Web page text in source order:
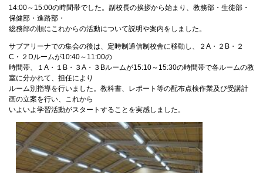
14:00～15:00の時間帯でした。副校長の挨拶から始まり、教務部・生徒部・
保健部・進路部・
総務部の順にこれからの活動について説明や案内をしました。
サブアリーナでの集会の後は、定時制通信制校舎に移動し、２A・２B・２
C・２Dルームが10:40～11:00の
時間帯、１A・１B・３A・３Bルームが15:10～15:30の時間帯で各ルームの教
室に分かれて、担任により
ルーム別指導を行いました。教科書、レポート等の配布点検作業及び受講計
画の立案を行い、これから
いよいよ学習活動がスタートすることを実感しました。